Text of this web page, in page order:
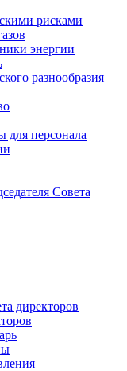
рисками
энергии
разнообразия
персонала
Совета
директоров